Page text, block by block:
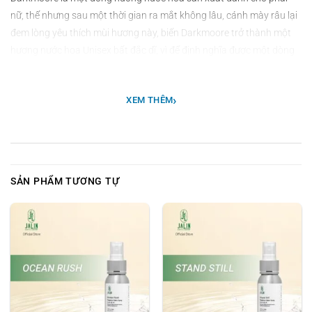
nữ, thế nhưng sau một thời gian ra mắt không lâu, cánh mày râu lại
đem lòng yêu thích mùi hương này, biến Darkmoore trở thành một
hãng khác đó là hương thơm luôn đậm, ấm và có thể bám tỏa tốt.
Phách sự ngọt ngào trầm ấm thể hiện rất rõ ràng và mạnh mẽ.
2. CÔNG DỤNG VÀ CÁCH DÙNG
Xịt vải
: Xịt trực tiếp lên quần áo hoặc các đồ dệt vải để nhanh
chóng loại bỏ các mùi hôi với thương thơm nhẹ nhàng và bền lâu
đồng thời làm mềm và nuôi dưỡng các sợi trong quần áo (sử dụng
để khử mùi, giảm nấm mốc và làm thơm vải cho cả các loại đồ khó
giặt như gối, nệm, sofa, giày, nón bảo hiểm, thảm).
XEM THÊM›
SẢN PHẨM TƯƠNG TỰ